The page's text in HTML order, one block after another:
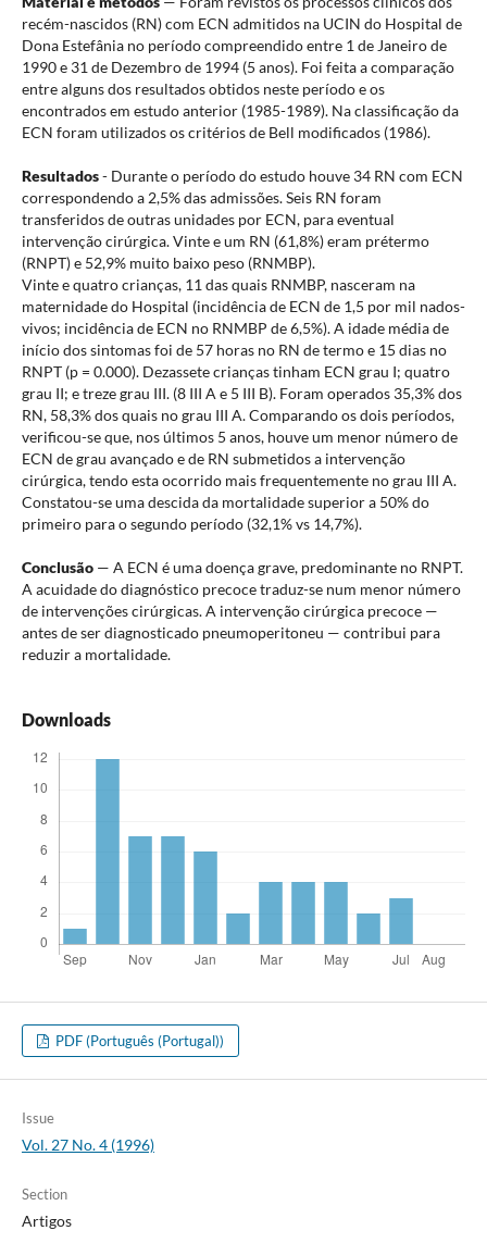
recém-nascidos (RN) com ECN admitidos na UCIN do Hospital de
Dona Estefânia no período compreendido entre 1 de Janeiro de
1990 e 31 de Dezembro de 1994 (5 anos). Foi feita a comparação
entre alguns dos resultados obtidos neste período e os
encontrados em estudo anterior (1985-1989). Na classificação da
ECN foram utilizados os critérios de Bell modificados (1986).
Resultados- Durante o período do estudo houve 34 RN com ECN
correspondendo a 2,5% das admissões. Seis RN foram
transferidos de outras unidades por ECN, para eventual
intervenção cirúrgica. Vinte e um RN (61,8%) eram prétermo
(RNPT) e 52,9% muito baixo peso (RNMBP).
Vinte e quatro crianças, 11 das quais RNMBP, nasceram na
maternidade do Hospital (incidência de ECN de 1,5 por mil nados-
vivos; incidência de ECN no RNMBP de 6,5%). A idade média de
início dos sintomas foi de 57 horas no RN de termo e 15 dias no
RNPT (p = 0.000). Dezassete crianças tinham ECN grau I; quatro
grau II; e treze grau III. (8 III A e 5 III B). Foram operados 35,3% dos
RN, 58,3% dos quais no grau III A. Comparando os dois períodos,
verificou-se que, nos últimos 5 anos, houve um menor número de
ECN de grau avançado e de RN submetidos a intervenção
cirúrgica, tendo esta ocorrido mais frequentemente no grau III A.
Constatou-se uma descida da mortalidade superior a 50% do
primeiro para o segundo período (32,1% vs 14,7%).
Conclusão— A ECN é uma doença grave, predominante no RNPT.
A acuidade do diagnóstico precoce traduz-se num menor número
de intervenções cirúrgicas. A intervenção cirúrgica precoce —
antes de ser diagnosticado pneumoperitoneu — contribui para
reduzir a mortalidade.
Downloads
PDF (Português (Portugal))
Issue
Vol. 27 No. 4 (1996)
Section
Artigos